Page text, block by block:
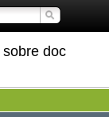
sobre doc